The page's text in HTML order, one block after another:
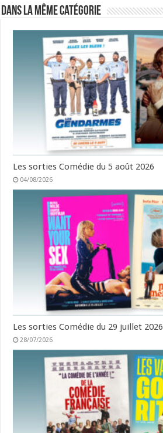
Dans la même catégorie
Les sorties Comédie du 5 août 2026
04/08/2026
Les sorties Comédie du 29 juillet 2026
28/07/2026